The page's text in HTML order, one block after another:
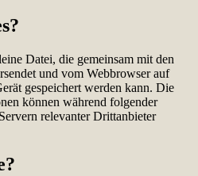
Datei, die gemeinsam mit den
und vom Webbrowser auf
gespeichert werden kann. Die
können während folgender
relevanter Drittanbieter